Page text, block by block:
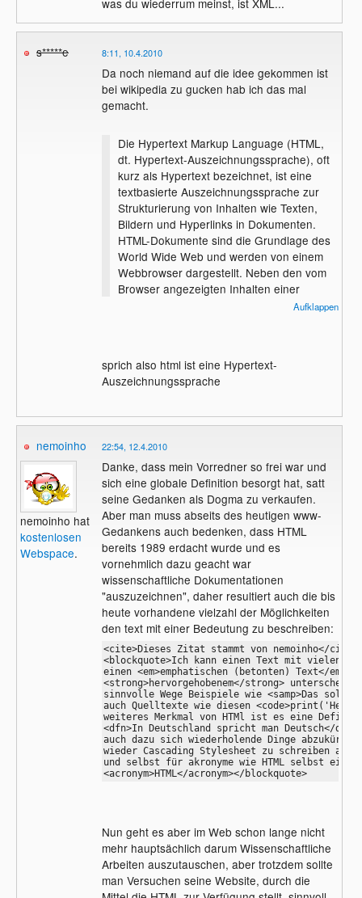
was du wiederrum meinst, ist XML...
s*****e 8:11, 10.4.2010
Da noch niemand auf die idee gekommen ist
bei wikipedia zu gucken hab ich das mal
gemacht.
Die Hypertext Markup Language (HTML,
dt. Hypertext-Auszeichnungssprache), oft
kurz als Hypertext bezeichnet, ist eine
textbasierte Auszeichnungssprache zur
Strukturierung von Inhalten wie Texten,
Bildern und Hyperlinks in Dokumenten.
HTML-Dokumente sind die Grundlage des
World Wide Web und werden von einem
Webbrowser dargestellt. Neben den vom
Browser angezeigten Inhalten einer
Webseite enthält HTML zusätzliche
oder den Inhalt des Textes
zusammenfassen. Die
Wide Web Consortium (W3C)
Aufklappen
sprich also html ist eine Hypertext-
Auszeichnungssprache
nemoinho
nemoinho hat
kostenlosen
Webspace.
22:54, 12.4.2010
Danke, dass mein Vorredner so frei war und
sich eine globale Definition besorgt hat, satt
seine Gedanken als Dogma zu verkaufen.
Aber man muss abseits des heutigen www-
Gedankens auch bedenken, dass HTML
bereits 1989 erdacht wurde und es
vornehmlich dazu geacht war
wissenschaftliche Dokumentationen
"auszuzeichnen", daher resultiert auch die bis
heute vorhandene vielzahl der Möglichkeiten
den text mit einer Bedeutung zu beschreiben:
<cite>Dieses Zitat stammt von nemoinho</cite>
<blockquote>Ich kann einen Text mit vielen
einen <em>emphatischen (betonten) Text</em>
<strong>hervorgehobenem</strong>
sinnvolle Wege Beispiele wie <samp>Das soll
auch Quelltexte wie diesen
weiteres Merkmal von HTMl ist es eine
<dfn>In Deutschland spricht man Deutsch</
auch dazu sich wiederholende Dinge
wieder Cascading Stylesheet zu schreiben auch
und selbst für akronyme wie HTML selbst
<acronym>HTML</acronym></blockquote>
Nun geht es aber im Web schon lange nicht
mehr hauptsächlich darum Wissenschaftliche
Arbeiten auszutauschen, aber trotzdem sollte
man Versuchen seine Website, durch die